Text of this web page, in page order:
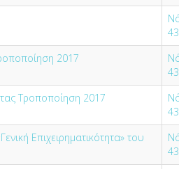
2017
Τροποποίηση 2017
Επιχειρηματικότητα» του